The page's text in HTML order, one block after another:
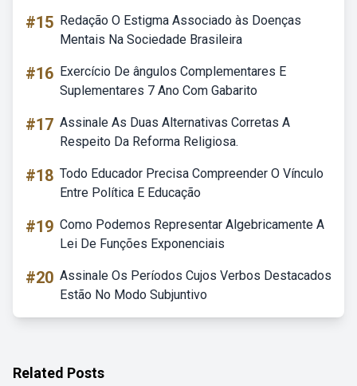
#15 Redação O Estigma Associado às Doenças
Mentais Na Sociedade Brasileira
#16 Exercício De ângulos Complementares E
Suplementares 7 Ano Com Gabarito
#17 Assinale As Duas Alternativas Corretas A
Respeito Da Reforma Religiosa.
#18 Todo Educador Precisa Compreender O Vínculo
Entre Política E Educação
#19 Como Podemos Representar Algebricamente A
Lei De Funções Exponenciais
#20 Assinale Os Períodos Cujos Verbos Destacados
Estão No Modo Subjuntivo
Related Posts